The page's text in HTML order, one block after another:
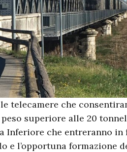
telecamere che
superiore alle 20
Inferiore che entreranno in
e l’opportuna formazione